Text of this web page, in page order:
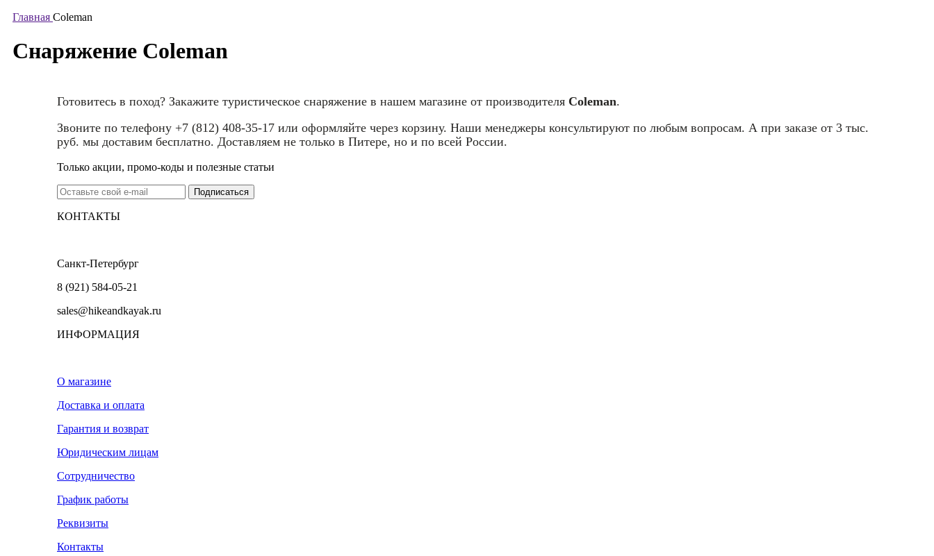
Главная Coleman
Снаряжение Coleman
Готовитесь в поход? Закажите туристическое снаряжение в нашем магазине от производителя Coleman.
Звоните по телефону +7 (812) 408-35-17 или оформляйте через корзину. Наши менеджеры консультируют по любым вопросам. А при заказе от 3 тыс.
руб. мы доставим бесплатно. Доставляем не только в Питере, но и по всей России.
Только акции, промо-коды и полезные статьи
КОНТАКТЫ
Санкт-Петербург
8 (921) 584-05-21
sales@hikeandkayak.ru
ИНФОРМАЦИЯ
О магазине
Доставка и оплата
Гарантия и возврат
Юридическим лицам
Сотрудничество
График работы
Реквизиты
Контакты